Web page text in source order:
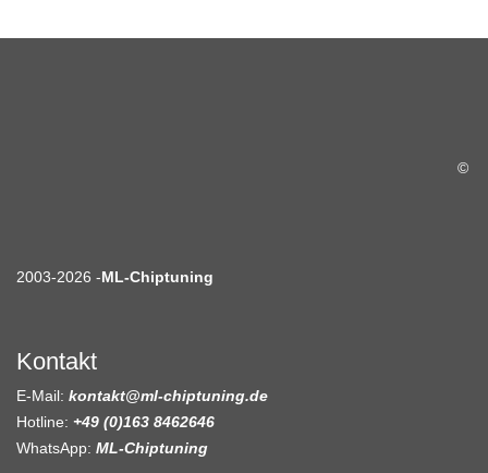
©
2003-2026 -ML-Chiptuning
Kontakt
E-Mail: kontakt@ml-chiptuning.de
Hotline: +49 (0)163 8462646
WhatsApp: ML-Chiptuning